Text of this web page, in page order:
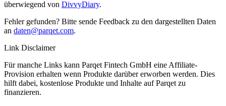
überwiegend von DivvyDiary.
Fehler gefunden? Bitte sende Feedback zu den dargestellten Daten
an daten@parqet.com.
Link Disclaimer
Für manche Links kann Parqet Fintech GmbH eine Affiliate-
Provision erhalten wenn Produkte darüber erworben werden. Dies
hilft dabei, kostenlose Produkte und Inhalte auf Parqet zu
finanzieren.